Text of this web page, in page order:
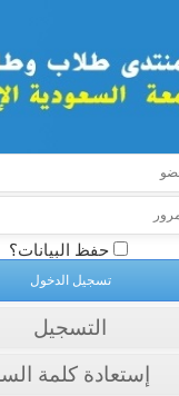
حفظ البيانات؟
التسجيل
إستعادة كلمة السر